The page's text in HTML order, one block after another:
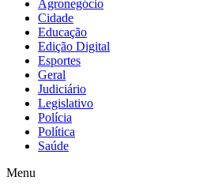
Agronegócio
Cidade
Educação
Edição Digital
Esportes
Geral
Judiciário
Legislativo
Polícia
Política
Saúde
Menu